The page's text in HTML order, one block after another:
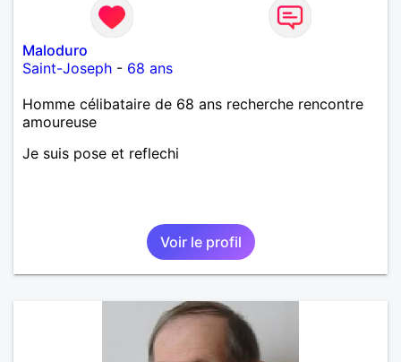
Maloduro
Saint-Joseph - 68 ans
Homme célibataire de 68 ans recherche rencontre
amoureuse
Je suis pose et reflechi
Voir le profil